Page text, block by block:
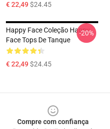
€ 22,49$24.45
Happy Face Coleção Happy
Face Tops De Tanque
€ 22,49$24.45
-20%
Compre com confiança